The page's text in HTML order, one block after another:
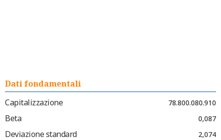
Dati fondamentali
Capitalizzazione
78.800.080.910
Beta 0,087
Deviazione standard 2,074